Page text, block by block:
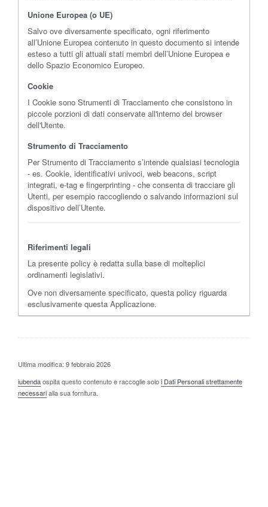
Unione Europea (o UE)
Salvo ove diversamente specificato, ogni riferimento
all’Unione Europea contenuto in questo documento si intende
esteso a tutti gli attuali stati membri dell’Unione Europea e
dello Spazio Economico Europeo.
Cookie
I Cookie sono Strumenti di Tracciamento che consistono in
piccole porzioni di dati conservate all'interno del browser
dell'Utente.
Strumento di Tracciamento
Per Strumento di Tracciamento s’intende qualsiasi tecnologia
- es. Cookie, identificativi univoci, web beacons, script
integrati, e-tag e fingerprinting - che consenta di tracciare gli
Utenti, per esempio raccogliendo o salvando informazioni sul
dispositivo dell’Utente.
Riferimenti legali
La presente policy è redatta sulla base di molteplici
ordinamenti legislativi.
Ove non diversamente specificato, questa policy riguarda
esclusivamente questa Applicazione.
Ultima modifica: 9 febbraio 2026
iubendaospita questo contenuto e raccoglie soloi Dati Personali strettamente
necessarialla sua fornitura.